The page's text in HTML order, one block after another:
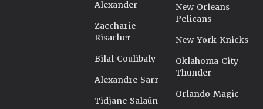
Alexander
Zaccharie
Risacher
Bilal Coulibaly
Alexandre Sarr
Tidjane Salaün
New Orleans
Pelicans
New York Knicks
Oklahoma City
Thunder
Orlando Magic